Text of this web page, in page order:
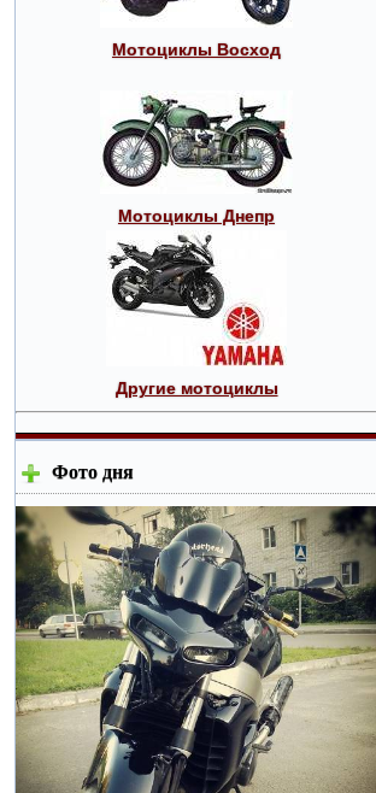
Мотоциклы Восход
Мотоциклы Днепр
Другие мотоциклы
Фото дня